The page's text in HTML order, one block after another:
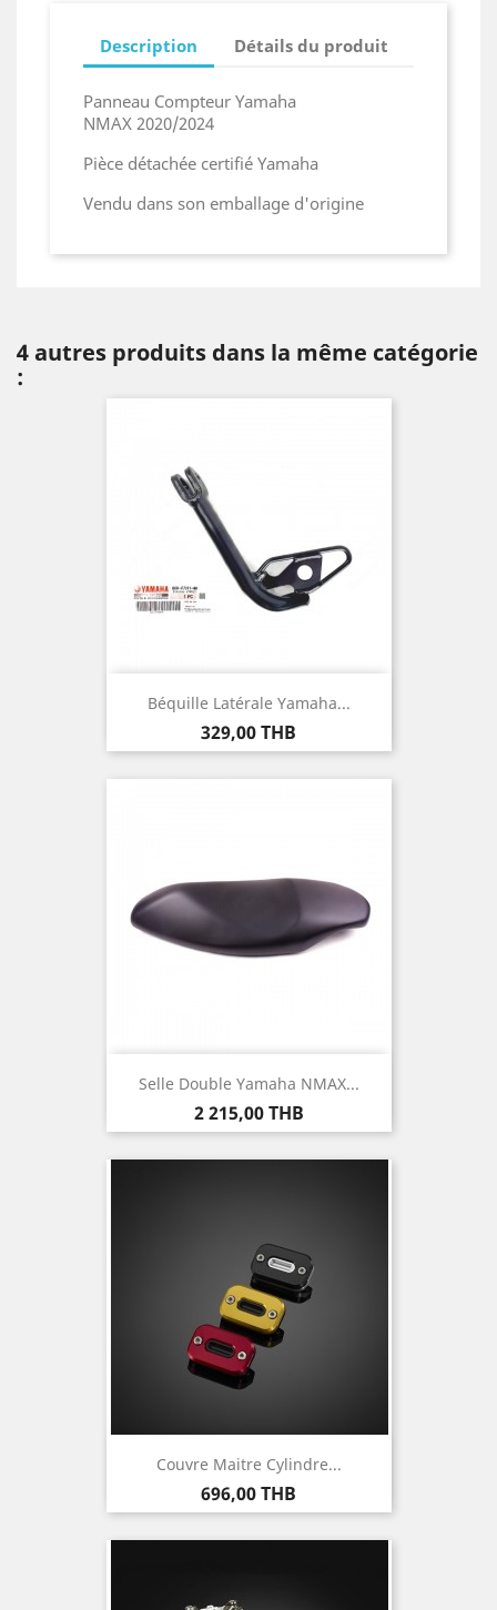
Description Détails du produit
Panneau Compteur Yamaha
NMAX 2020/2024
Pièce détachée certifié Yamaha
Vendu dans son emballage d'origine
4 autres produits dans la même catégorie
:
Béquille Latérale Yamaha...
Prix
329,00 THB
Selle Double Yamaha NMAX...
Prix
2 215,00 THB
Couvre Maitre Cylindre...
Prix
696,00 THB